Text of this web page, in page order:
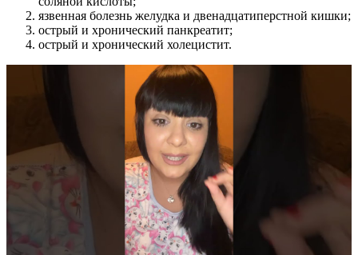
язвенная болезнь желудка и двенадцатиперстной кишки;
острый и хронический панкреатит;
острый и хронический холецистит.